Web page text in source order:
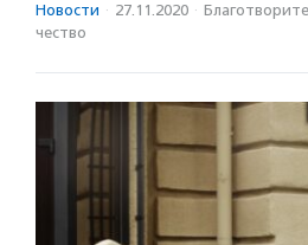
Новости · 27.11.2020 ·
чест­во